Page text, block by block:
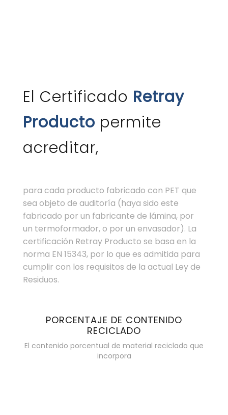
El Certificado Retray
Producto permite
acreditar,
para cada producto fabricado con PET que
sea objeto de auditoría (haya sido este
fabricado por un fabricante de lámina, por
un termoformador, o por un envasador). La
certificación Retray Producto se basa en la
norma EN 15343, por lo que es admitida para
cumplir con los requisitos de la actual Ley de
Residuos.
PORCENTAJE DE CONTENIDO
RECICLADO
El contenido porcentual de material reciclado que
incorpora